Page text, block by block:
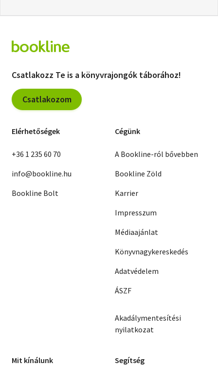
Csatlakozz Te is a könyvrajongók táborához!
Csatlakozom
Elérhetőségek
+36 1 235 60 70
info@bookline.hu
Bookline Bolt
Cégünk
A Bookline-ról bővebben
Bookline Zöld
Karrier
Impresszum
Médiaajánlat
Könyvnagykereskedés
Adatvédelem
ÁSZF
Akadálymentesítési
nyilatkozat
Mit kínálunk Segítség